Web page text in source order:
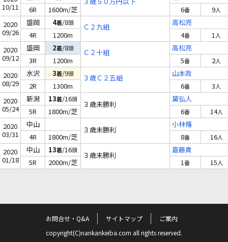
10/11
6R
1600m/芝 6番 9人
2020
09/26
盛岡 4着/8頭 Ｃ２九組
高松亮
4R
1200m 4番 1人
2020
09/12
盛岡 2着/8頭 Ｃ２十組
高松亮
3R
1200m 5番 2人
2020
08/29
水沢 3着/9頭 ３歳Ｃ２五組
山本政
2R
1300m 6番 3人
2020
05/24
新潟 13着/16頭
３歳未勝利
黛弘人
5R
1800m/芝 6番 14人
2020
03/31
中山
３歳未勝利
小林脩
4R
1800m/芝 8番 16人
2020
01/18
中山 13着/16頭
３歳未勝利
嘉藤貴
5R
2000m/芝 1番 15人
お問合せ・Q&A サイトマップ
ご案内
copyright(C)nankankeiba.com all rights reserved.